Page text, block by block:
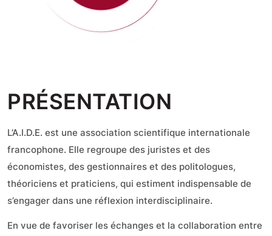
PRÉSENTATION
L’A.I.D.E. est une association scientifique internationale
francophone. Elle regroupe des juristes et des
économistes, des gestionnaires et des politologues,
théoriciens et praticiens, qui estiment indispensable de
s’engager dans une réflexion interdisciplinaire.
En vue de favoriser les échanges et la collaboration entre